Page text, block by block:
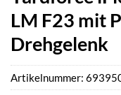
LM F23 mit
Drehgelenk
Artikelnummer: